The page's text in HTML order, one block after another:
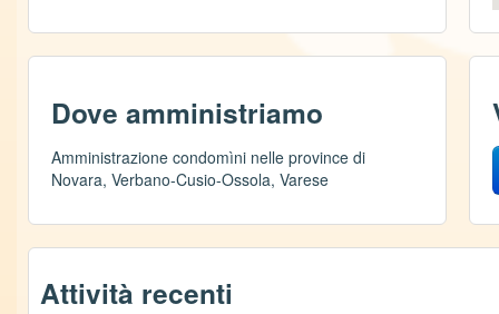
Dove amministriamo
Amministrazione condomìni nelle province di
Novara, Verbano-Cusio-Ossola, Varese
Attività recenti